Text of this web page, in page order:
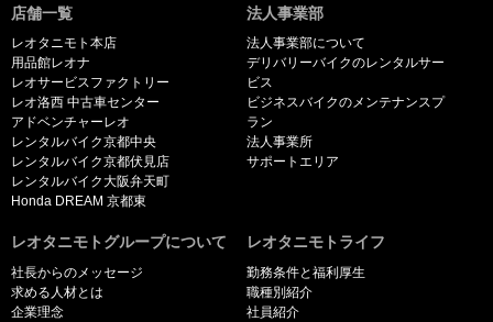
店舗一覧
レオタニモト本店
用品館レオナ
レオサービスファクトリー
レオ洛西 中古車センター
アドベンチャーレオ
レンタルバイク京都中央
レンタルバイク京都伏見店
レンタルバイク大阪弁天町
Honda DREAM 京都東
法人事業部
法人事業部について
デリバリーバイクのレンタルサー
ビス
ビジネスバイクのメンテナンスプ
ラン
法人事業所
サポートエリア
レオタニモトグループについて
社長からのメッセージ
求める人材とは
企業理念
レオタニモトライフ
勤務条件と福利厚生
職種別紹介
社員紹介